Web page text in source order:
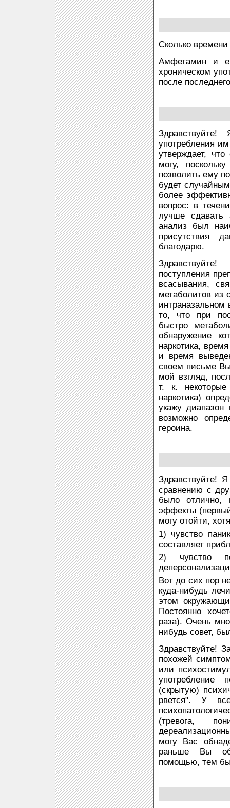
Сколько
Амфетамин и
хроническом
после
употребления
утверждает,
могу,
позволить ему
будет
более
вопрос: в
лучше сдавать
анализ был
присутствия
благодарю.
поступления
всасывания,
метаболитов из
интраназальном
то, что при
быстро
обнаружение
наркотика,
и время
своем письме
мой взгляд,
т. к.
наркотика)
укажу
возможно
героина.
Здравствуйте!
сравнению с
было отлично,
эффекты
могу отойти,
1) чувство
составляет
2) чувство
Вот до сих пор
куда-нибудь
этом
Постоянно
раза). Очень
нибудь совет,
Здравствуйте!
похожей
или
употребление
(скрытую)
рвется". У
(тревога,
могу Вас
раньше Вы
помощью, тем